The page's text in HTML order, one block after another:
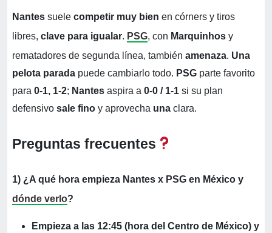
Nantes suele competir muy bien en córners y tiros
libres, clave para igualar. PSG, con Marquinhos y
rematadores de segunda línea, también amenaza. Una
pelota parada puede cambiarlo todo. PSG parte favorito
para 0-1, 1-2; Nantes aspira a 0-0 / 1-1 si su plan
defensivo sale fino y aprovecha una clara.
Preguntas frecuentes
1) ¿A qué hora empieza Nantes x PSG en México y
dónde verlo?
Empieza a las 12:45 (hora del Centro de México) y